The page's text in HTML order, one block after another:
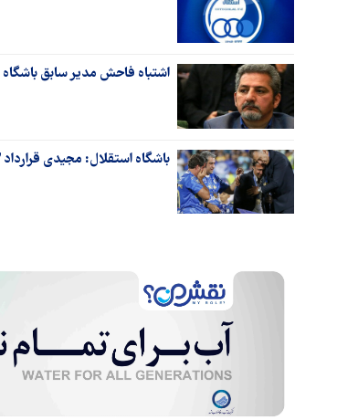
اشتباه فاحش مدیر سابق
باشگاه استقلال: مجیدی قرارداد ۳ ساله دارد